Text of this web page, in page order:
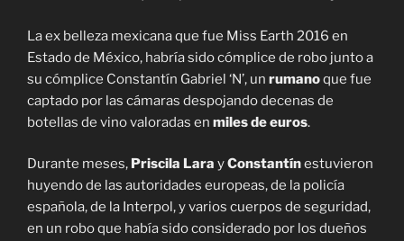
La ex belleza mexicana que fue Miss Earth 2016 en
Estado de México, habría sido cómplice de robo junto a
su cómplice Constantín Gabriel ‘N’, un rumanoque fue
captado por las cámaras despojando decenas de
botellas de vino valoradas en miles de euros.
Durante meses, Priscila Lara yConstantínestuvieron
huyendo de las autoridades europeas, de la policía
española, de la Interpol, y varios cuerpos de seguridad,
en un robo que había sido considerado por los dueños